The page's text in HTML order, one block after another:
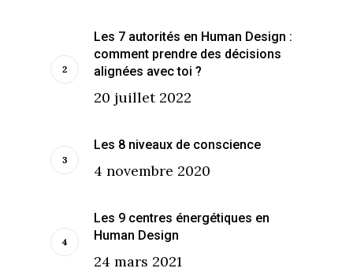
Les 7 autorités en Human Design :
comment prendre des décisions
alignées avec toi ?
20 juillet 2022
Les 8 niveaux de conscience
4 novembre 2020
Les 9 centres énergétiques en
Human Design
24 mars 2021